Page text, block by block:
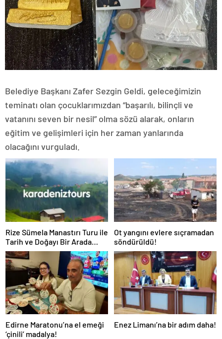
Belediye Başkanı Zafer Sezgin Geldi, geleceğimizin
teminatı olan çocuklarımızdan “başarılı, bilinçli ve
vatanını seven bir nesil” olma sözü alarak, onların
eğitim ve gelişimleri için her zaman yanlarında
olacağını vurguladı.
Rize Sümela Manastırı Turu ile
Tarih ve Doğayı Bir Arada
Keşfedin
Ot yangını evlere sıçramadan
söndürüldü!
Edirne Maratonu’na el emeği
‘çinili’ madalya!
Enez Limanı’na bir adım daha!